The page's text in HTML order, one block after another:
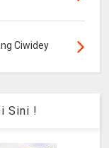
Ciwidey
Sini !